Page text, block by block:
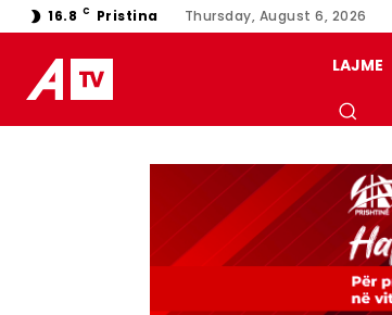
16.8 C Pristina Thursday, August 6, 2026
LAJME